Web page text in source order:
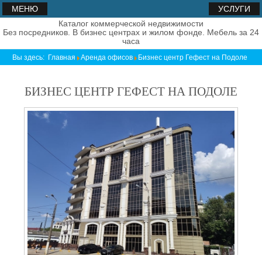
МЕНЮ
УСЛУГИ
Каталог коммерческой недвижимости
Без посредников. В бизнес центрах и жилом фонде. Мебель за 24
часа
Вы здесь: Главная Аренда офисов Бизнес центр Гефест на Подоле
БИЗНЕС ЦЕНТР ГЕФЕСТ НА ПОДОЛЕ